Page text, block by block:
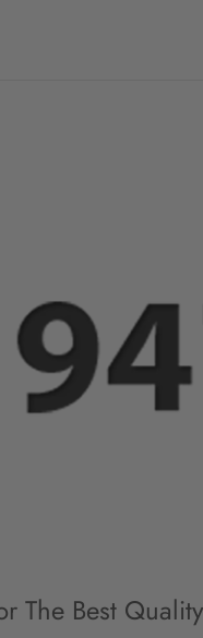
The Best Quality